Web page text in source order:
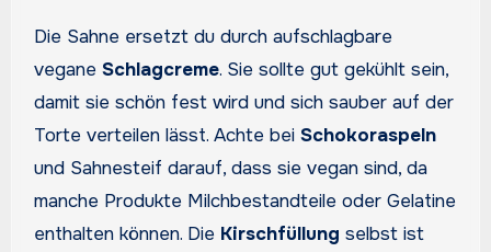
Die Sahne ersetzt du durch aufschlagbare
vegane Schlagcreme. Sie sollte gut gekühlt sein,
damit sie schön fest wird und sich sauber auf der
Torte verteilen lässt. Achte bei Schokoraspeln
und Sahnesteif darauf, dass sie vegan sind, da
manche Produkte Milchbestandteile oder Gelatine
enthalten können. Die Kirschfüllung selbst ist